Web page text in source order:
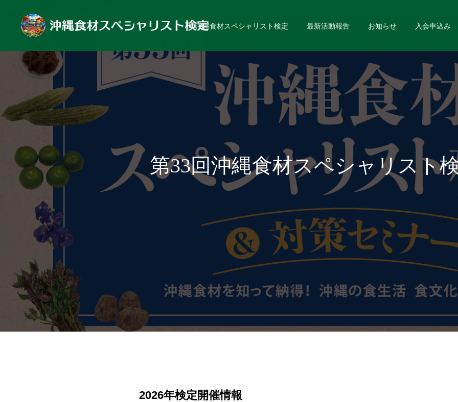
沖縄食材スペシャリスト検定 最新活動報告 お知らせ 入会申込み
第33回沖縄食材スペシャリスト
2026年検定開催情報